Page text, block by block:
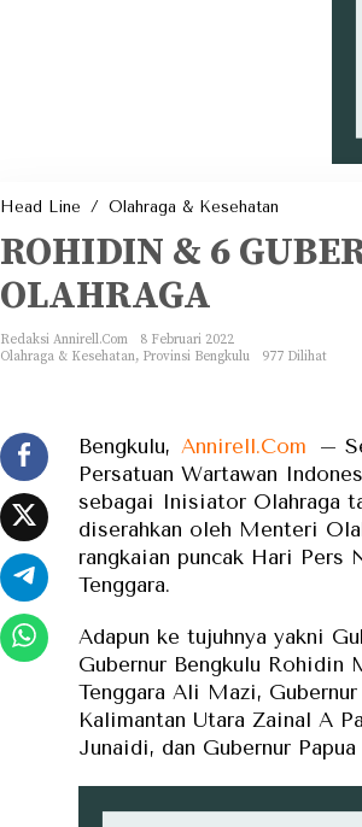
Head Line / Olahraga & Kesehatan
SEBAGAI
ROHIDIN & 6
OLAHRAGA
Redaksi Annirell.Com
8 Februari 2022
Olahraga & Kesehatan, Provinsi Bengkulu 977 Dilihat
Bengkulu, Annirell.Com
–
Persatuan Wartawan
sebagai Inisiator Olahraga
diserahkan oleh Menteri
rangkaian puncak Hari Pers
Tenggara.
Adapun ke tujuhnya yakni
Gubernur Bengkulu Rohidin
Tenggara Ali Mazi,
Kalimantan Utara Zainal A
Junaidi, dan Gubernur Papua